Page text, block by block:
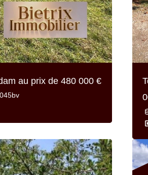
au prix de 480 000 €